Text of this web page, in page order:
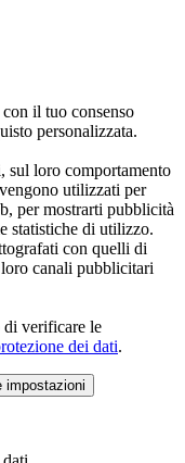
il tuo consenso
personalizzata.
sul loro comportamento
utilizzati per
per mostrarti pubblicità
statistiche di utilizzo.
con quelli di
canali pubblicitari
di verificare le
dei dati.
impostazioni